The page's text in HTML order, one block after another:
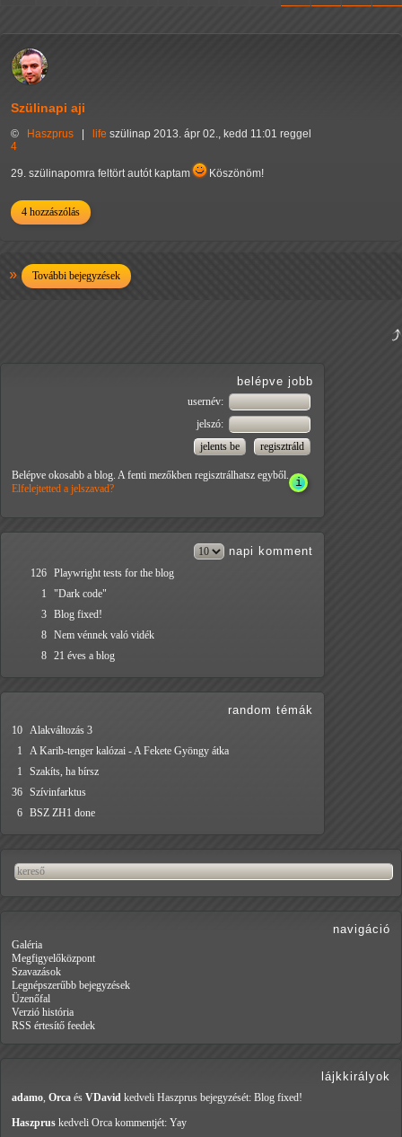
Szülinapi aji
© Haszprus life szülinap 2013. ápr 02., kedd 11:01 reggel
4
29. szülinapomra feltört autót kaptam Köszönöm!
4 hozzászólás
További bejegyzések
belépve jobb
usernév:
jelszó:
Belépve okosabb a blog. A fenti mezőkben regisztrálhatsz egyből.
Elfelejtetted a jelszavad?
napi komment
126 Playwright tests for the blog
1
"Dark code"
3 Blog fixed!
8 Nem vénnek való vidék
8 21 éves a blog
random témák
10 Alakváltozás 3
1
A Karib-tenger kalózai - A Fekete Gyöngy átka
1
Szakíts, ha bírsz
36 Szívinfarktus
6 BSZ ZH1 done
navigáció
Galéria
Megfigyelőközpont
Szavazások
Legnépszerűbb bejegyzések
Üzenőfal
Verzió história
RSS értesítő feedek
lájkkirályok
adamo, Orca és VDavid kedveli Haszprus bejegyzését: Blog fixed!
Haszprus kedveli Orca kommentjét: Yay